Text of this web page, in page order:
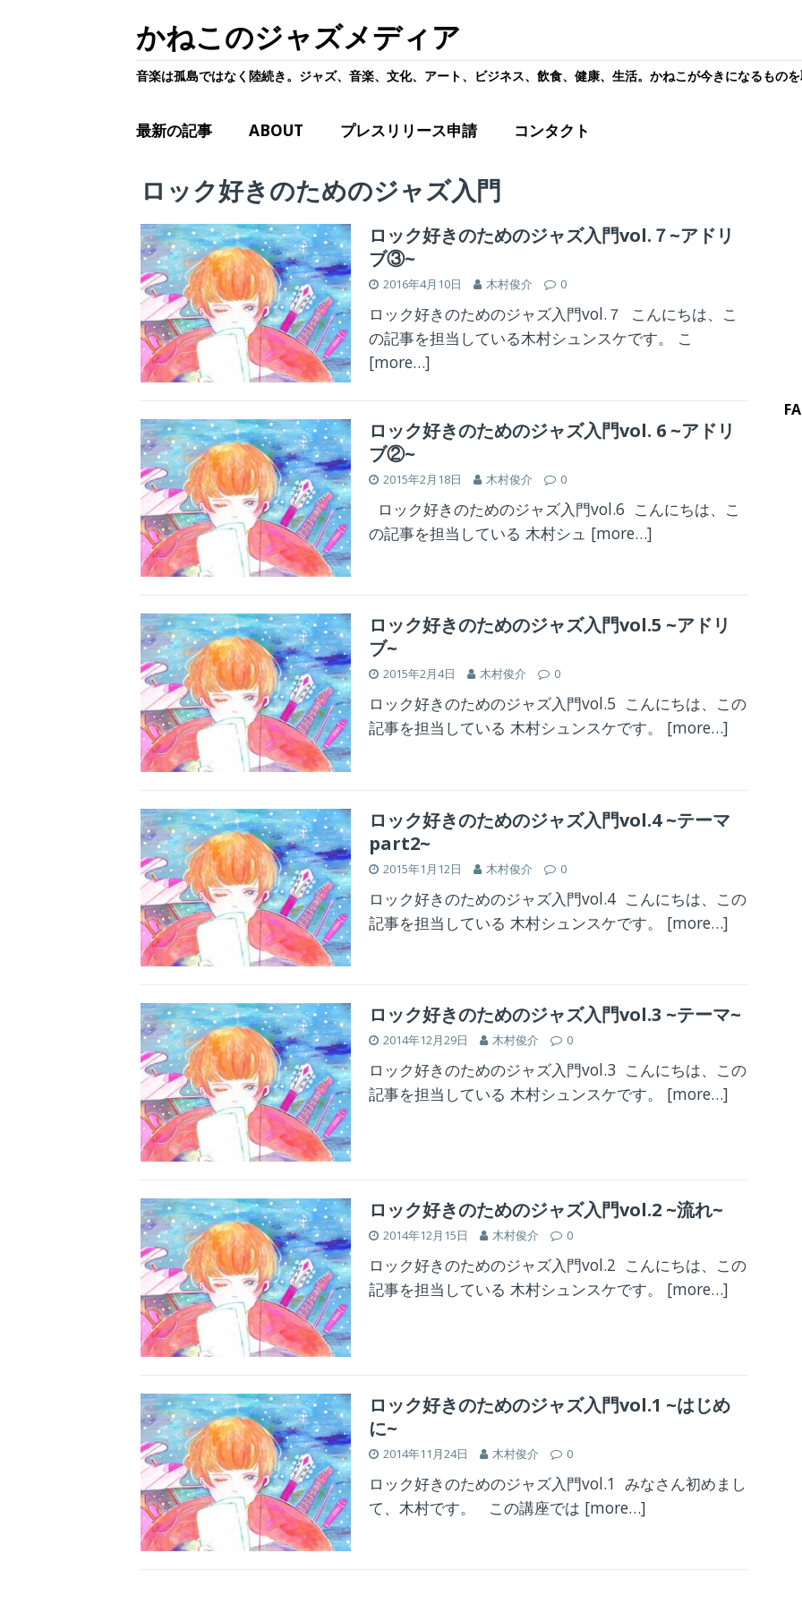
かねこのジャズメディア
音楽は孤島ではなく陸続き。ジャズ、音楽、文化、アート、ビジネス、飲食、健康、生活。かねこが今きになるもの
最新の記事 ABOUT プレスリリース申請 コンタクト
ロック好きのためのジャズ入門
ロック好きのためのジャズ入門vol.７~アドリ
ブ③~
2016年4月10日 木村俊介 0
ロック好きのためのジャズ入門vol.７ こんにちは、こ
の記事を担当している木村シュンスケです。 こ
[more…]
ロック好きのためのジャズ入門vol. 6 ~アドリ
ブ②~
2015年2月18日 木村俊介 0
ロック好きのためのジャズ入門vol.6 こんにちは、こ
の記事を担当している 木村シュ [more…]
ロック好きのためのジャズ入門vol.5 ~アドリ
ブ~
2015年2月4日 木村俊介 0
ロック好きのためのジャズ入門vol.5 こんにちは、この
記事を担当している 木村シュンスケです。 [more…]
ロック好きのためのジャズ入門vol.4 ~テーマ
part2~
2015年1月12日 木村俊介 0
ロック好きのためのジャズ入門vol.4 こんにちは、この
記事を担当している 木村シュンスケです。 [more…]
ロック好きのためのジャズ入門vol.3 ~テーマ~
2014年12月29日 木村俊介 0
ロック好きのためのジャズ入門vol.3 こんにちは、この
記事を担当している 木村シュンスケです。 [more…]
ロック好きのためのジャズ入門vol.2 ~流れ~
2014年12月15日 木村俊介 0
ロック好きのためのジャズ入門vol.2 こんにちは、この
記事を担当している 木村シュンスケです。 [more…]
ロック好きのためのジャズ入門vol.1 ~はじめ
に~
2014年11月24日 木村俊介 0
ロック好きのためのジャズ入門vol.1 みなさん初めまし
て、木村です。 この講座では [more…]